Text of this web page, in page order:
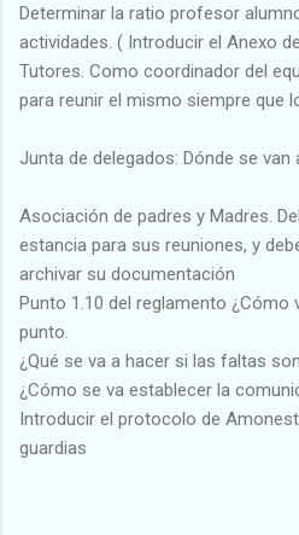
Determinar la ratio profesor
actividades. ( Introducir el Anexo
Tutores. Como coordinador del
para reunir el mismo siempre que
Junta de delegados: Dónde se van
Asociación de padres y Madres.
estancia para sus reuniones, y
archivar su documentación
Punto 1.10 del reglamento ¿Cómo
punto.
¿Qué se va a hacer si las faltas
¿Cómo se va establecer la
Introducir el protocolo de
guardias